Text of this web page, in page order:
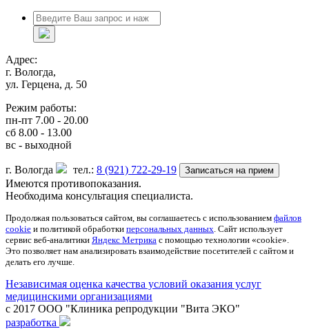
Адрес:
г. Вологда,
ул. Герцена, д. 50
Режим работы:
пн-пт 7.00 - 20.00
сб 8.00 - 13.00
вс - выходной
г. Вологда тел.: 8 (921) 722-29-19 Записаться на прием
Имеются противопоказания.
Необходима консультация специалиста.
Продолжая пользоваться сайтом, вы соглашаетесь с использованием файлов
cookie и политикой обработки персональных данных. Сайт использует
сервис веб-аналитики Яндекс Метрика с помощью технологии «cookie».
Это позволяет нам анализировать взаимодействие посетителей с сайтом и
делать его лучше.
Независимая оценка качества условий оказания услуг
медицинскими организациями
с 2017 ООО "Клиника репродукции "Вита ЭКО"
разработка